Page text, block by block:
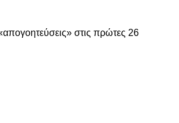
στις πρώτες 26